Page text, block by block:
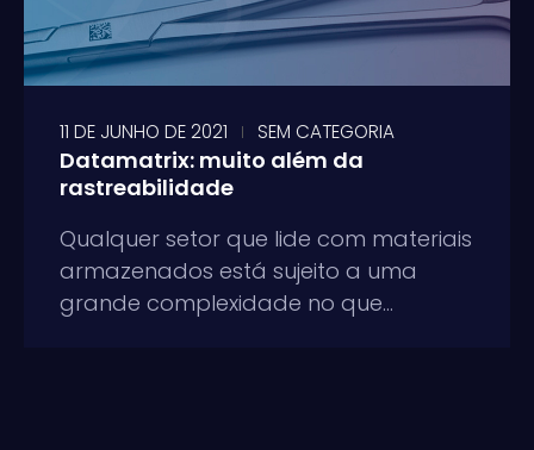
11 DE JUNHO DE 2021 SEM CATEGORIA
Datamatrix: muito além da
rastreabilidade
Qualquer setor que lide com materiais
armazenados está sujeito a uma
grande complexidade no que...